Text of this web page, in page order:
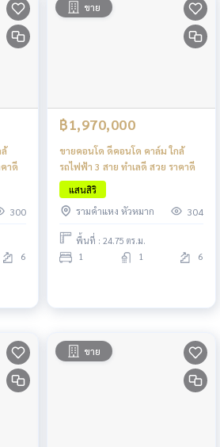
าดี
300
6
ขาย
฿1,970,000
ขายคอนโด ดีคอนโด คาล์ม ใกล้
รถไฟฟ้า 3 สาย ทำเลดี สวย ราคาดี
แสนสิริ
รามคำแหง หัวหมาก
304
พื้นที่ : 24.75 ตร.ม.
1 1 6
ขาย